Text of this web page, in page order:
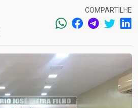
COMPARTILHE